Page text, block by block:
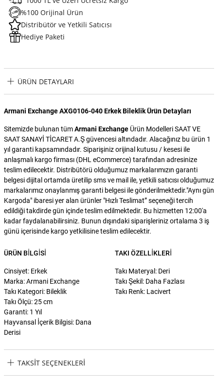
%100 Orijinal Ürün
Distribütör ve Yetkili Satıcısı
Hediye Paketi
ÜRÜN DETAYLARI
Armani Exchange AXG0106-040 Erkek Bileklik Ürün Detayları
Sitemizde bulunan tümArmani Exchange Ürün Modelleri SAAT VE
SAAT SANAYİ TİCARET A.Ş güvencesi altındadır. Alacağınız bu ürün 1
yıl garanti kapsamındadır. Siparişiniz orijinal kutusu / kesesi ile
anlaşmalı kargo firması (DHL eCommerce) tarafından adresinize
teslim edilecektir. Distribütörü olduğumuz markalarımızın garanti
belgesi dijital ortamda üretilip sms ve mail ile, yetkili satıcısı olduğumuz
markalarımız onaylanmış garanti belgesi ile gönderilmektedir."Aynı gün
Kargoda" ibaresi yer alan ürünler "Hızlı Teslimat” seçeneği tercih
edildiği takdirde gün içinde teslim edilmektedir. Bu hizmetten 12:00'a
kadar faydalanabilirsiniz. Bunun dışındaki siparişleriniz ortalama 3 iş
günü içerisinde kargo yetkilisine teslim edilecektir.
ÜRÜN BILGISI
Cinsiyet: Erkek
Marka: Armani Exchange
Takı Kategori: Bileklik
Takı Ölçü: 25 cm
Garanti: 1 Yıl
Hayvansal İçerik Bilgisi: Dana
Derisi
TAKI ÖZELLIKLERI
Takı Materyal: Deri
Takı Şekil: Daha Fazlası
Takı Renk: Lacivert
TAKSIT SEÇENEKLERI